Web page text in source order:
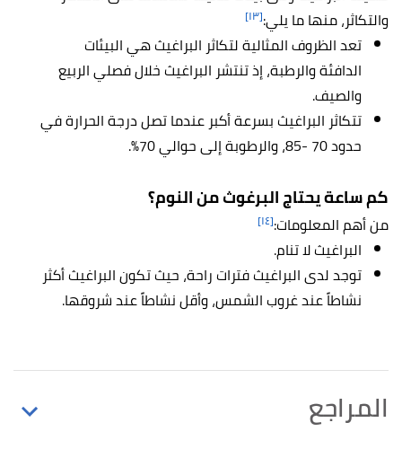
والتكاثر، منها ما يلي:[١٣]
تعد الظروف المثالية لتكاثر البراغيث هي البيئات
الدافئة والرطبة، إذ تنتشر البراغيث خلال فصلي الربيع
والصيف.
تتكاثر البراغيث بسرعة أكبر عندما تصل درجة الحرارة في
حدود 70 -85، والرطوبة إلى حوالي 70%.
كم ساعة يحتاج البرغوث من النوم؟
من أهم المعلومات:[١٤]
البراغيث لا تنام.
توجد لدى البراغيث فترات راحة، حيث تكون البراغيث أكثر
نشاطاً عند غروب الشمس، وأقل نشاطاً عند شروقها.
المراجع